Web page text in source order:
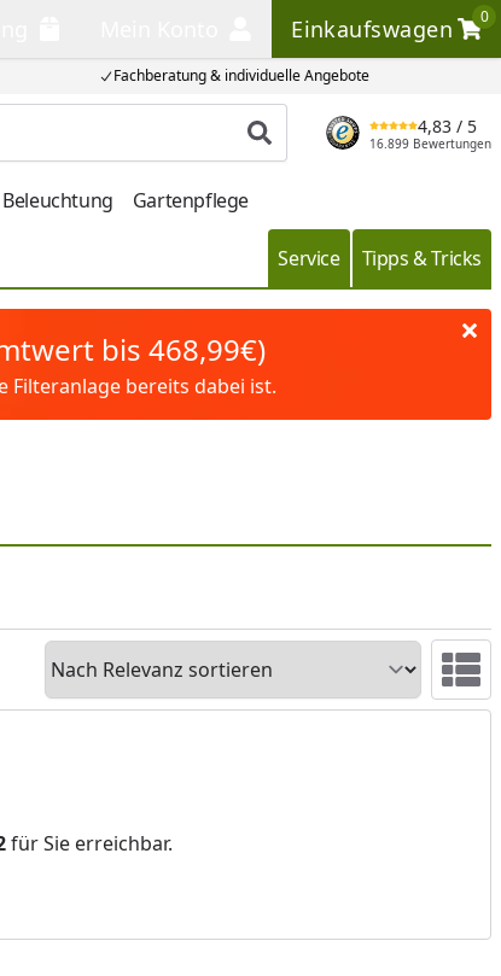
Fachberatung & individuelle Angebote
Einkaufswagen
0
Einkaufswagen
Produkt suchen
4,83 / 5
16.899 Bewertungen
Beleuchtung Gartenpflege
Service Tipps & Tricks
bis 468,99€)
Filteranlage bereits dabei ist.
Sortieren
für Sie erreichbar.